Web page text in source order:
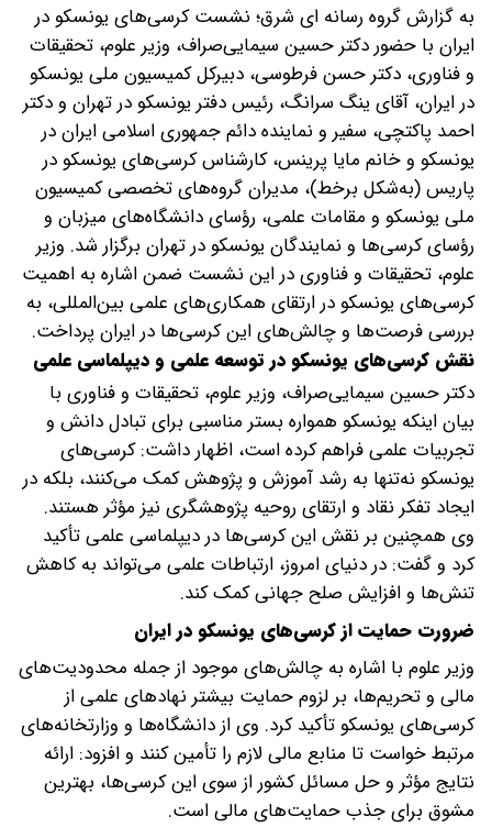
به گزارش گروه رسانه ای شرق؛ نشست کرسی‌های یونسکو در
ایران با حضور دکتر حسین سیمایی‌صراف، وزیر علوم، تحقیقات
و فناوری، دکتر حسن فرطوسی، دبیرکل کمیسیون ملی یونسکو
در ایران، آقای ینگ سرانگ، رئیس دفتر یونسکو در تهران و دکتر
احمد پاکتچی، سفیر و نماینده دائم جمهوری اسلامی ایران در
یونسکو و خانم مایا پرینس، کارشناس کرسی‌های یونسکو در
پاریس (به‌شکل برخط)، مدیران گروه‌های تخصصی کمیسیون
ملی یونسکو و مقامات علمی، رؤسای دانشگاه‌های میزبان و
رؤسای کرسی‌ها و نمایندگان یونسکو در تهران برگزار شد. وزیر
علوم، تحقیقات و فناوری در این نشست ضمن اشاره به اهمیت
کرسی‌های یونسکو در ارتقای همکاری‌های علمی بین‌المللی، به
بررسی فرصت‌ها و چالش‌های این کرسی‌ها در ایران پرداخت.
نقش کرسی‌های یونسکو در توسعه علمی و دیپلماسی علمی
دکتر حسین سیمایی‌صراف، وزیر علوم، تحقیقات و فناوری با
بیان اینکه یونسکو همواره بستر مناسبی برای تبادل دانش و
تجربیات علمی فراهم کرده است، اظهار داشت: کرسی‌های
یونسکو نه‌تنها به رشد آموزش و پژوهش کمک می‌کنند، بلکه در
ایجاد تفکر نقاد و ارتقای روحیه پژوهشگری نیز مؤثر هستند.
وی همچنین بر نقش این کرسی‌ها در دیپلماسی علمی تأکید
کرد و گفت: در دنیای امروز، ارتباطات علمی می‌تواند به کاهش
تنش‌ها و افزایش صلح جهانی کمک کند.
ضرورت حمایت از کرسی‌های یونسکو در ایران
وزیر علوم با اشاره به چالش‌های موجود از جمله محدودیت‌های
مالی و تحریم‌ها، بر لزوم حمایت بیشتر نهادهای علمی از
کرسی‌های یونسکو تأکید کرد. وی از دانشگاه‌ها و وزارتخانه‌های
مرتبط خواست تا منابع مالی لازم را تأمین کنند و افزود: ارائه
نتایج مؤثر و حل مسائل کشور از سوی این کرسی‌ها، بهترین
مشوق برای جذب حمایت‌های مالی است.